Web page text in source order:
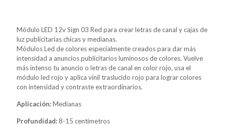
Módulo LED 12v Sign 03 Red para crear letras de canal y cajas de
luz publicitarias chicas y medianas.
Módulos Led de colores especialmente creados para dar más
intensidad a anuncios publicitarios luminosos de colores. Vuelve
más intenso tu anuncio o letras de canal en color rojo, usa el
módulo led rojo y aplica vinil traslucido rojo para lograr colores
con intensidad y contraste extraordinarios.
Aplicación:Medianas
Profundidad: 8-15 centímetros